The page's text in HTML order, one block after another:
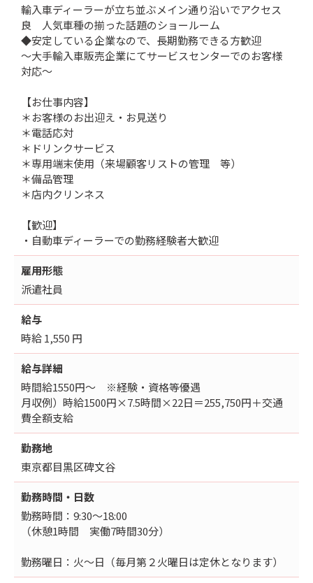
輸入車ディーラーが立ち並ぶメイン通り沿いでアクセス
良 人気車種の揃った話題のショールーム
◆安定している企業なので、長期勤務できる方歓迎
～大手輸入車販売企業にてサービスセンターでのお客様
対応～
【お仕事内容】
＊お客様のお出迎え・お見送り
＊電話応対
＊ドリンクサービス
＊専用端末使用（来場顧客リストの管理 等）
＊備品管理
＊店内クリンネス
【歓迎】
・自動車ディーラーでの勤務経験者大歓迎
雇用形態
派遣社員
給与
時給 1,550 円
給与詳細
時間給1550円～ ※経験・資格等優遇
月収例）時給1500円×7.5時間×22日＝255,750円＋交通
費全額支給
勤務地
東京都目黒区碑文谷
勤務時間・日数
勤務時間：9:30～18:00
（休憩1時間 実働7時間30分）
勤務曜日：火～日（毎月第２火曜日は定休となります）